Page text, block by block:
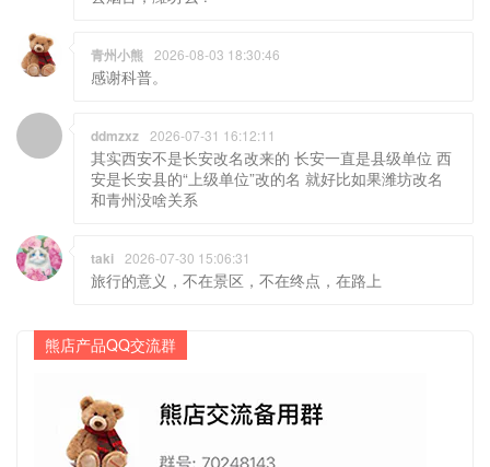
青州小熊 2026-08-03 18:30:46
感谢科普。
ddmzxz 2026-07-31 16:12:11
其实西安不是长安改名改来的 长安一直是县级单位 西
安是长安县的“上级单位”改的名 就好比如果潍坊改名
和青州没啥关系
taki 2026-07-30 15:06:31
旅行的意义，不在景区，不在终点，在路上
熊店产品QQ交流群